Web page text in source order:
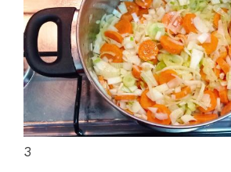
3